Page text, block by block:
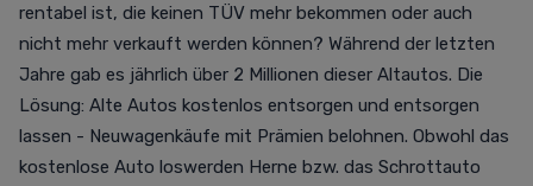
rentabel ist, die keinen TÜV mehr bekommen oder auch
nicht mehr verkauft werden können? Während der letzten
Jahre gab es jährlich über 2 Millionen dieser Altautos. Die
Lösung: Alte Autos kostenlos entsorgen und entsorgen
lassen - Neuwagenkäufe mit Prämien belohnen. Obwohl das
kostenlose Auto loswerden Herne bzw. das Schrottauto